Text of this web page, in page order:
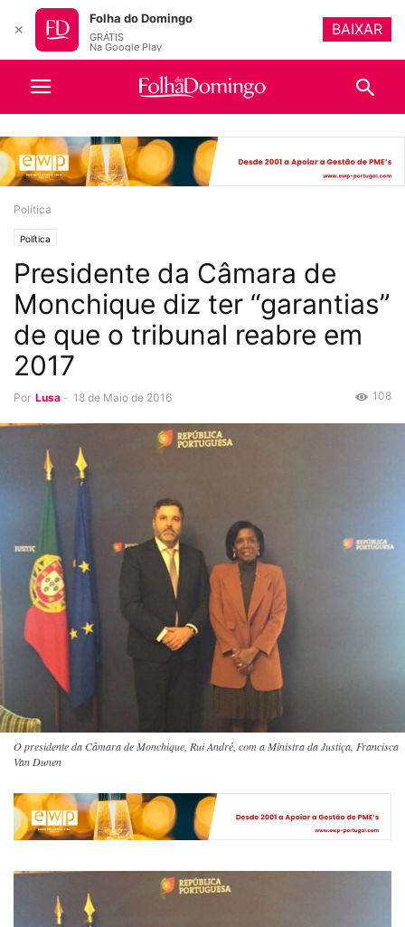
Política
Política
Presidente da Câmara de
Monchique diz ter “garantias”
de que o tribunal reabre em
2017
Por Lusa - 18 de Maio de 2016 108
O presidente da Câmara de Monchique, Rui André, com a Ministra da Justiça, Francisca
Van Dunen
✕
Folha do Domingo
GRÁTIS
Na Google Play
BAIXAR